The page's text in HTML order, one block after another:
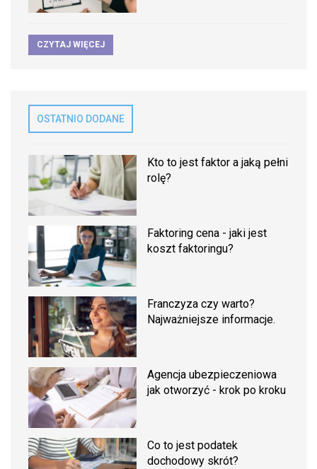
CZYTAJ WIĘCEJ
OSTATNIO DODANE
Kto to jest faktor a jaką pełni
rolę?
Faktoring cena - jaki jest
koszt faktoringu?
Franczyza czy warto?
Najważniejsze informacje.
Agencja ubezpieczeniowa
jak otworzyć - krok po kroku
Co to jest podatek
dochodowy skrót?